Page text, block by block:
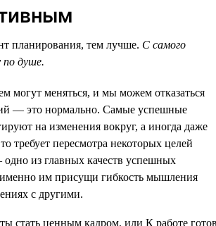
планирования, тем лучше. С самого
по душе.
могут меняться, и мы можем отказаться
— это нормально. Самые успешные
на изменения вокруг, а иногда даже
требует пересмотра некоторых целей
из главных качеств успешных
им присущи гибкость мышления
с другими.